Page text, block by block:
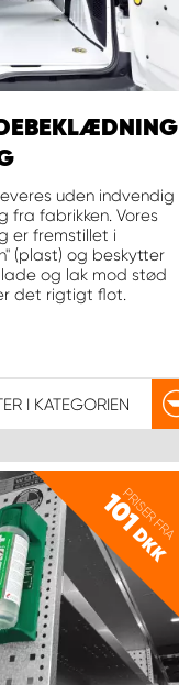
uden indvendig
fra fabrikken. Vores
er fremstillet i
(plast) og beskytter
og lak mod stød
det rigtigt flot.
I KATEGORIEN
PRISER FRA
101
DKK